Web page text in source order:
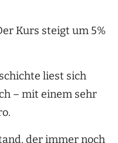
Kurs steigt um 5%
liest sich
– mit einem sehr
der immer noch